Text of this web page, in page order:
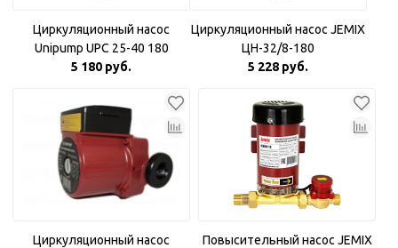
Циркуляционный насос
Unipump UPC 25-40 180
5 180 руб.
Циркуляционный насос JEMIX
ЦН-32/8-180
5 228 руб.
Циркуляционный насос
Повысительный насос JEMIX